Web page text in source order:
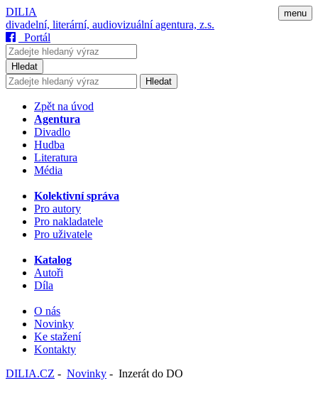
menu
DILIA
divadelní, literární, audiovizuální agentura, z.s.
Portál
Hledat
Hledat
Zpět na úvod
Agentura
Divadlo
Hudba
Literatura
Média
Kolektivní správa
Pro autory
Pro nakladatele
Pro uživatele
Katalog
Autoři
Díla
O nás
Novinky
Ke stažení
Kontakty
DILIA.CZ - Novinky - Inzerát do DO